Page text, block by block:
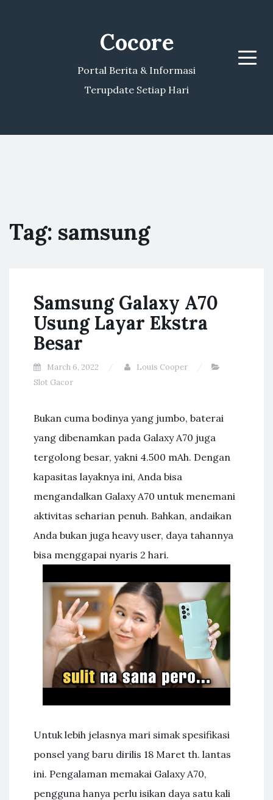
Cocore
Portal Berita & Informasi
Terupdate Setiap Hari
Menu
Tag: samsung
Samsung Galaxy A70
Usung Layar Ekstra
Besar
March 6, 2022
Louis Cooper
Slot Gacor
Bukan cuma bodinya yang jumbo, baterai
yang dibenamkan pada Galaxy A70 juga
tergolong besar, yakni 4.500 mAh. Dengan
kapasitas layaknya ini, Anda bisa
mengandalkan Galaxy A70 untuk menemani
aktivitas seharian penuh. Bahkan, andaikan
Anda bukan juga heavy user, daya tahannya
bisa menggapai nyaris 2 hari.
Untuk lebih jelasnya mari simak spesifikasi
ponsel yang baru dirilis 18 Maret th. lantas
ini. Pengalaman memakai Galaxy A70,
pengguna hanya perlu isikan daya satu kali